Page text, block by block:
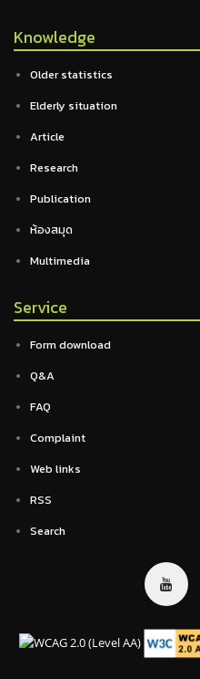
Knowledge
Older statistics
Elderly situation
Article
Research
Publication
ห้องสมุด
Multimedia
Service
Form download
Q&A
FAQ
Complaint
Web links
RSS
Search